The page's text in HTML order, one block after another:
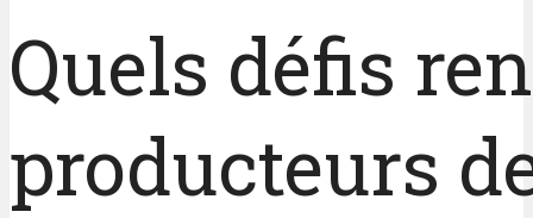
Quels défis
producteurs